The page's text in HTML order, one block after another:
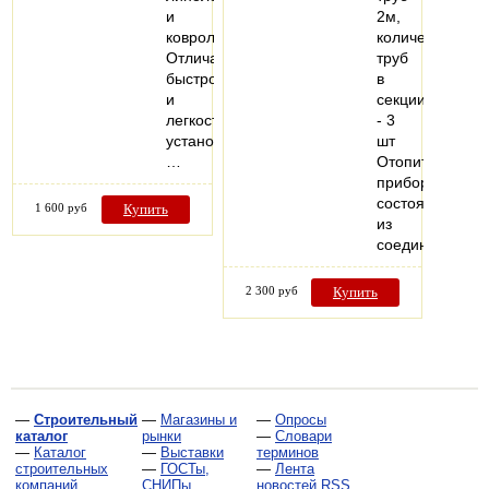
и
ковролин.
Отличается
быстротой
и
легкостью
установки.
1 600 руб Купить
2м,
количество
труб
в
секции
- 3
шт
Отопительный
прибор,
состоящий
из
соединенных…
2 300 руб Купить
— Строительный
каталог
— Каталог
строительных
компаний
— Магазины и
рынки
— Выставки
— ГОСТы,
СНИПы,
— Опросы
— Словари
терминов
— Лента
новостей RSS